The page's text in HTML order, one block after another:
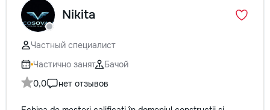
Nikita
Частный специалист
Частично занят
Бачой
0,0
нет отзывов